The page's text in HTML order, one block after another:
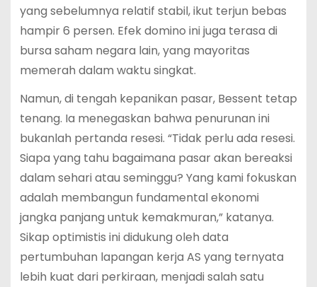
yang sebelumnya relatif stabil, ikut terjun bebas
hampir 6 persen. Efek domino ini juga terasa di
bursa saham negara lain, yang mayoritas
memerah dalam waktu singkat.
Namun, di tengah kepanikan pasar, Bessent tetap
tenang. Ia menegaskan bahwa penurunan ini
bukanlah pertanda resesi. “Tidak perlu ada resesi.
Siapa yang tahu bagaimana pasar akan bereaksi
dalam sehari atau seminggu? Yang kami fokuskan
adalah membangun fundamental ekonomi
jangka panjang untuk kemakmuran,” katanya.
Sikap optimistis ini didukung oleh data
pertumbuhan lapangan kerja AS yang ternyata
lebih kuat dari perkiraan, menjadi salah satu